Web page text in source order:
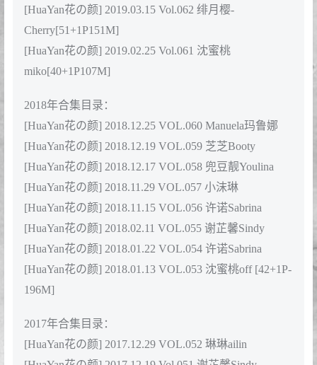
[花の颜HuaYan]HY20200425VOL0074 2020.04.25
VOL.074 绯月樱-Cherry [60+1P/164.4M]
[花の颜HuaYan]HY20200118VOL0073 2020.01.18
VOL.073 Emily顾奈奈 [50+1P/176.1M]
[花の颜HuaYan]HY20200112VOL0072 2020.01.12
VOL.072 芝芝Booty [63+1P/173.7M]
2019年合集目录：
[花の颜HuaYan]HY20191229VOL0071 2019.12.29
VOL.071 沈蜜桃miko [42+1P/150.5M]
[花の颜HuaYan]HY20191121VOL0070 2019.11.21
VOL.070 绯月樱-Cherry
[HuaYan花の颜] 2019.07.20 VOL.069 芝芝Booty
[HuaYan花の颜] 2019.06.24 Vol.068 绯月樱-Cherry
[HuaYan花の颜] 2019.06.18 Vol.067 小沫琳
[HuaYan花の颜] 2019.05.07 Vol.066 小尤奈